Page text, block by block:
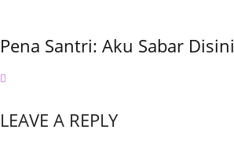
Pena Santri: Aku Sabar Disini
LEAVE A REPLY